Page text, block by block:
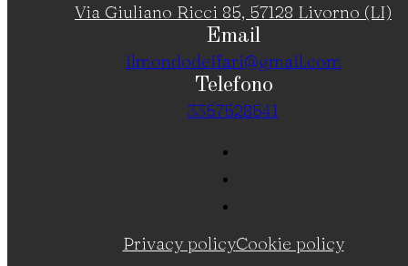
Via Giuliano Ricci 85, 57128 Livorno (LI)
Email
ilmondodeifari@gmail.com
Telefono
3357528541
Privacy policyCookie policy